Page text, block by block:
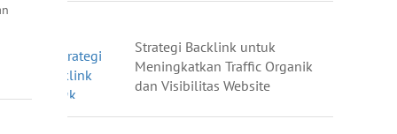
Strategi Backlink untuk
Meningkatkan Traffic Organik
dan Visibilitas Website